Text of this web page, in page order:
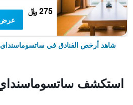
275 ﷼
عرض
شاهد أرخص الفنادق في ساتسوماسنداي
استكشف